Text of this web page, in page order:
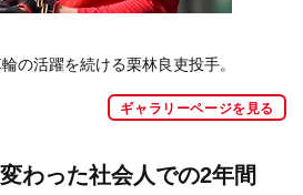
の活躍を続ける栗林良吏投手。
ギャラリーページを見る
わった社会人での2年間